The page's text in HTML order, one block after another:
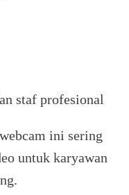
staf profesional
ini sering
untuk karyawan